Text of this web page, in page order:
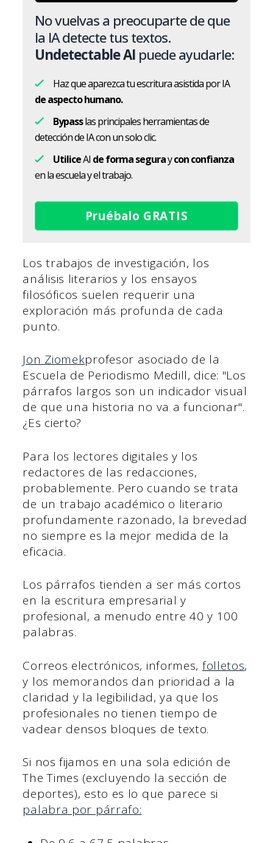
No vuelvas a preocuparte de que
la IA detecte tus textos.
Undetectable AI puede ayudarle:
Haz que aparezca tu escritura asistida por IA
de aspecto humano.
Bypasslas principales herramientas de
detección de IA con un solo clic.
UtiliceAI de forma seguraycon confianza
en la escuela y el trabajo.
Pruébalo GRATIS
Los trabajos de investigación, los
análisis literarios y los ensayos
filosóficos suelen requerir una
exploración más profunda de cada
punto.
Jon Ziomekprofesor asociado de la
Escuela de Periodismo Medill, dice: "Los
párrafos largos son un indicador visual
de que una historia no va a funcionar".
¿Es cierto?
Para los lectores digitales y los
redactores de las redacciones,
probablemente. Pero cuando se trata
de un trabajo académico o literario
profundamente razonado, la brevedad
no siempre es la mejor medida de la
eficacia.
Los párrafos tienden a ser más cortos
en la escritura empresarial y
profesional, a menudo entre 40 y 100
palabras.
Correos electrónicos, informes, folletos,
y los memorandos dan prioridad a la
claridad y la legibilidad, ya que los
profesionales no tienen tiempo de
vadear densos bloques de texto.
Si nos fijamos en una sola edición de
The Times (excluyendo la sección de
deportes), esto es lo que parece si
palabra por párrafo: